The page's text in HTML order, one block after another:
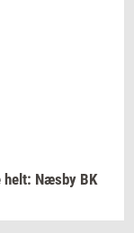
helt: Næsby BK